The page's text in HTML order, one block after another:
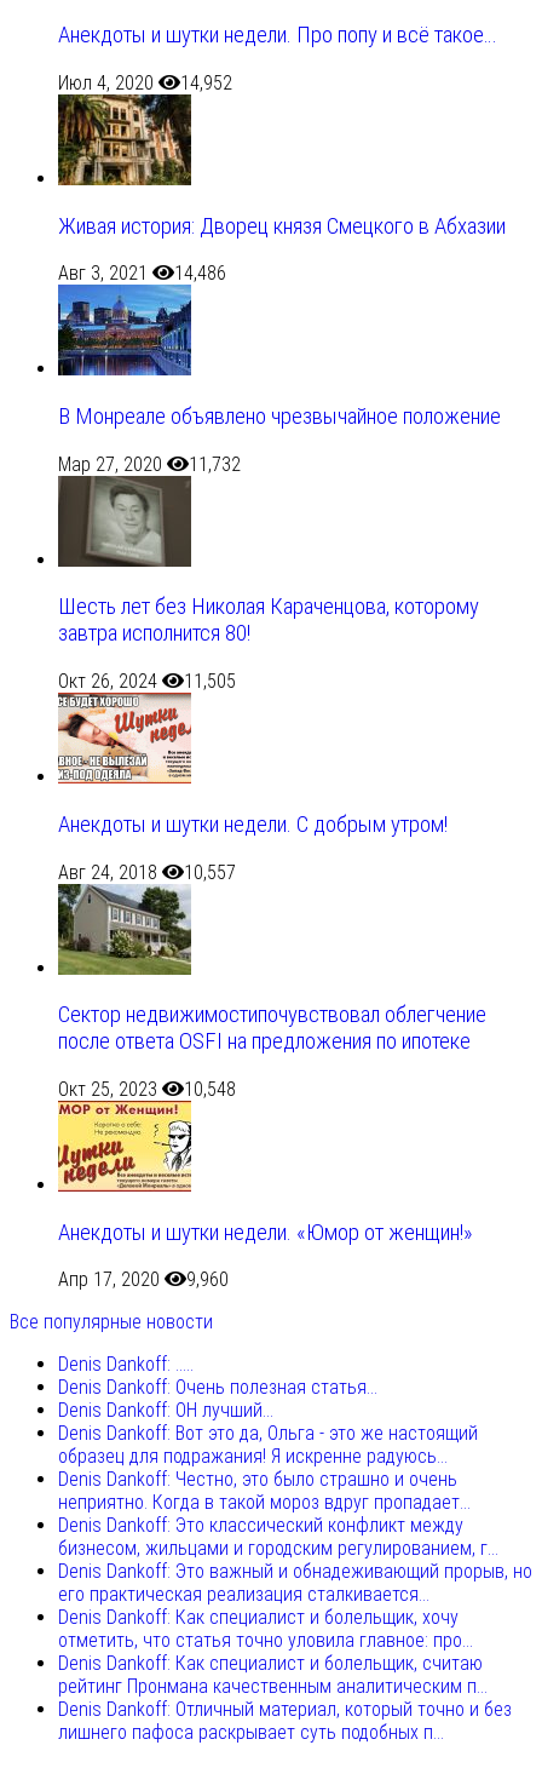
Анекдоты и шутки недели. Про попу и всё такое…
Июл 4, 2020 14,952
Живая история: Дворец князя Смецкого в Абхазии
Авг 3, 2021 14,486
В Монреале объявлено чрезвычайное положение
Мар 27, 2020 11,732
Шесть лет без Николая Караченцова, которому
завтра исполнится 80!
Окт 26, 2024 11,505
Анекдоты и шутки недели. С добрым утром!
Авг 24, 2018 10,557
Сектор недвижимостипочувствовал облегчение
после ответа OSFI на предложения по ипотеке
Окт 25, 2023 10,548
Анекдоты и шутки недели. «Юмор от женщин!»
Апр 17, 2020
9,960
Все популярные новости
Denis Dankoff: .....
Denis Dankoff: Очень полезная статья...
Denis Dankoff: ОН лучший...
Denis Dankoff: Вот это да, Ольга - это же настоящий
образец для подражания! Я искренне радуюсь...
Denis Dankoff: Честно, это было страшно и очень
неприятно. Когда в такой мороз вдруг пропадает...
Denis Dankoff: Это классический конфликт между
бизнесом, жильцами и городским регулированием, г...
Denis Dankoff: Это важный и обнадеживающий прорыв, но
его практическая реализация сталкивается...
Denis Dankoff: Как специалист и болельщик, хочу
отметить, что статья точно уловила главное: про...
Denis Dankoff: Как специалист и болельщик, считаю
рейтинг Пронмана качественным аналитическим п...
Denis Dankoff: Отличный материал, который точно и без
лишнего пафоса раскрывает суть подобных п...